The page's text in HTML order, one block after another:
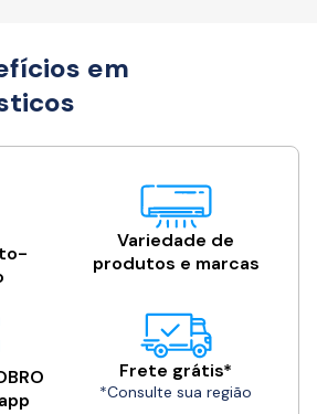
em
Variedade de
produtos e marcas
Frete grátis*
*Consulte sua região